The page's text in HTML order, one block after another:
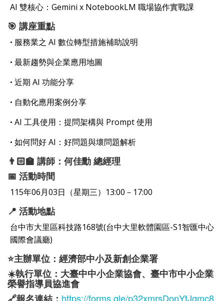
AI 雙核心：Gemini x NotebookLM 職場協作實戰課
🎯 講座重點
• 服務業之 AI 數位轉型措施補助說明
• 最新趨勢與企業應用地圖
• 近期 AI 功能分享
• 自動化應用案例分享
• AI 工具使用：提問架構與 Prompt 使用
• 如何問好 AI：好問題與壞問題解析
👨🏻‍🏫 講師：何佳勳 總經理
📅 活動時間
115年06月03日（星期三）13:00－17:00
📍 活動地點
台中市大里區科技路168號(台中大里軟體園區-S1智匯中心
國際會議廳)
⭐主辦單位：經濟部中小及新創企業署
☀️執行單位：大臺中中小企業協會、 臺中市中小企業
榮譽指導員協進會
https://forms.gle/p32xmrsDonYtJgmc8